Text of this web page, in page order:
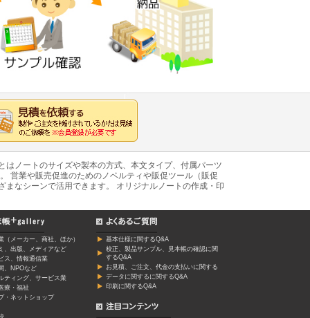
ノートのサイズや製本の方式、本文タイプ、付属パーツ
営業や販売促進のためのノベルティや販促ツール（販促
なシーンで活用できます。 オリジナルノートの作成・印
（メーカー、商社、ほか）
、出版、メディアなど
ス、情報通信業
、NPOなど
ティング、サービス業
療・福祉
・ネットショップ
基本仕様に関するQ&A
校正、製品サンプル、見本帳の確認に関
するQ&A
お見積、ご注文、代金の支払いに関する
データに関するに関するQ&A
印刷に関するQ&A